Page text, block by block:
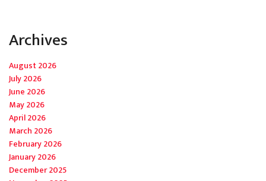
Archives
August 2026
July 2026
June 2026
May 2026
April 2026
March 2026
February 2026
January 2026
December 2025